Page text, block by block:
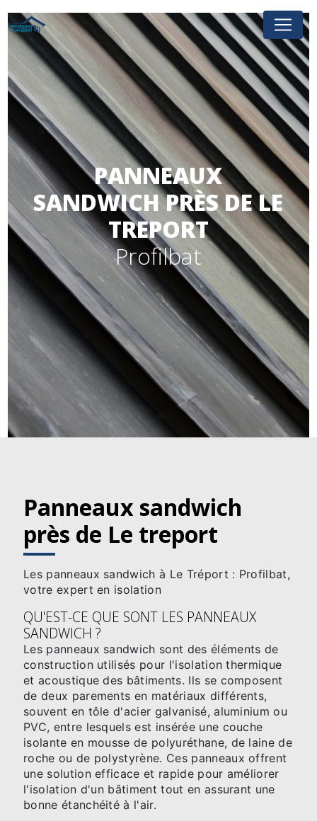
PANNEAUX
SANDWICH PRÈS DE LE
TREPORT
Profilbat
Panneaux sandwich
près de Le treport
Les panneaux sandwich à Le Tréport : Profilbat,
votre expert en isolation
QU'EST-CE QUE SONT LES PANNEAUX
SANDWICH ?
Les panneaux sandwich sont des éléments de
construction utilisés pour l'isolation thermique
et acoustique des bâtiments. Ils se composent
de deux parements en matériaux différents,
souvent en tôle d'acier galvanisé, aluminium ou
PVC, entre lesquels est insérée une couche
isolante en mousse de polyuréthane, de laine de
roche ou de polystyrène. Ces panneaux offrent
une solution efficace et rapide pour améliorer
l'isolation d'un bâtiment tout en assurant une
bonne étanchéité à l'air.